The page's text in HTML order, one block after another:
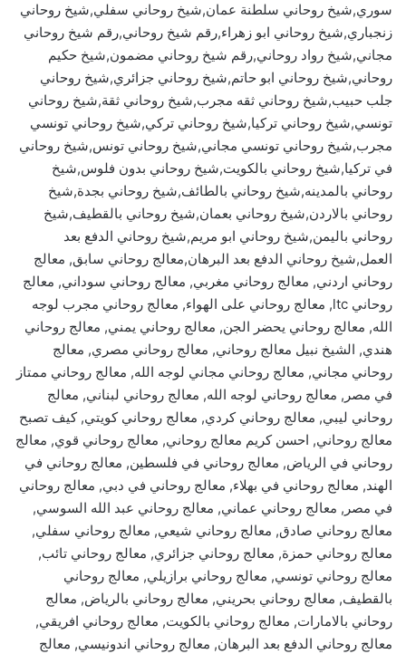
سوري,شيخ روحاني سلطنة عمان,شيخ روحاني سفلي,شيخ روحاني
زنجباري,شيخ روحاني ابو زهراء,رقم شيخ روحاني,رقم شيخ روحاني
مجاني,شيخ رواد روحاني,رقم شيخ روحاني مضمون,شيخ حكيم
روحاني,شيخ روحاني ابو حاتم,شيخ روحاني جزائري,شيخ روحاني
جلب حبيب,شيخ روحاني ثقه مجرب,شيخ روحاني ثقة,شيخ روحاني
تونسي,شيخ روحاني تركيا,شيخ روحاني تركي,شيخ روحاني تونسي
مجرب,شيخ روحاني تونسي مجاني,شيخ روحاني تونس,شيخ روحاني
في تركيا,شيخ روحاني بالكويت,شيخ روحاني بدون فلوس,شيخ
روحاني بالمدينه,شيخ روحاني بالطائف,شيخ روحاني بجدة,شيخ
روحاني بالاردن,شيخ روحاني بعمان,شيخ روحاني بالقطيف,شيخ
روحاني باليمن,شيخ روحاني ابو مريم,شيخ روحاني الدفع بعد
العمل,شيخ روحاني الدفع بعد البرهان,معالج روحاني سابق, معالج
روحاني اردني, معالج روحاني مغربي, معالج روحاني سوداني, معالج
روحاني ltc, معالج روحاني على الهواء, معالج روحاني مجرب لوجه
الله, معالج روحاني يحضر الجن, معالج روحاني يمني, معالج روحاني
هندي, الشيخ نبيل معالج روحاني, معالج روحاني مصري, معالج
روحاني مجاني, معالج روحاني مجاني لوجه الله, معالج روحاني ممتاز
في مصر, معالج روحاني لوجه الله, معالج روحاني لبناني, معالج
روحاني ليبي, معالج روحاني كردي, معالج روحاني كويتي, كيف تصبح
معالج روحاني, احسن كريم معالج روحاني, معالج روحاني قوي, معالج
روحاني في الرياض, معالج روحاني في فلسطين, معالج روحاني في
الهند, معالج روحاني في بهلاء, معالج روحاني في دبي, معالج روحاني
في مصر, معالج روحاني عماني, معالج روحاني عبد الله السوسي,
معالج روحاني صادق, معالج روحاني شيعي, معالج روحاني سفلي,
معالج روحاني حمزة, معالج روحاني جزائري, معالج روحاني تائب,
معالج روحاني تونسي, معالج روحاني برازيلي, معالج روحاني
بالقطيف, معالج روحاني بحريني, معالج روحاني بالرياض, معالج
روحاني بالامارات, معالج روحاني بالكويت, معالج روحاني افريقي,
معالج روحاني الدفع بعد البرهان, معالج روحاني اندونيسي, معالج